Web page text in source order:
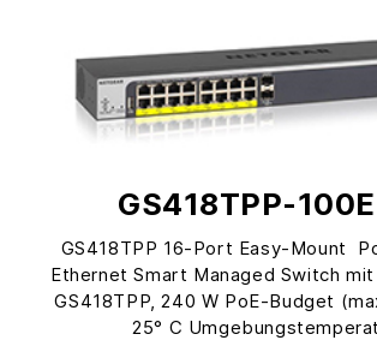
GS418TPP-
GS418TPP 16-Port Easy-Mount
Ethernet Smart Managed Switch
GS418TPP, 240 W PoE-Budget
25° C